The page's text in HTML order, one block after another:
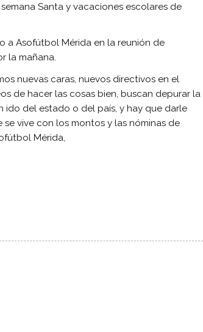
Santa y vacaciones escolares de
a Asofútbol Mérida en la reunión de
la mañana.
nuevas caras, nuevos directivos en el
de hacer las cosas bien, buscan depurar la
ido del estado o del país, y hay que darle
vive con los montos y las nóminas de
Mérida,